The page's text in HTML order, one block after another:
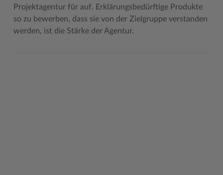
Ukrainehilfe
Woche der Seelischen Gesundheit
Was ist ein Kreis?
Zahlen, Daten, Fakten
Projektagentur für auf. Erklärungsbedürftige Produkte
so zu bewerben, dass sie von der Zielgruppe verstanden
werden, ist die Stärke der Agentur.